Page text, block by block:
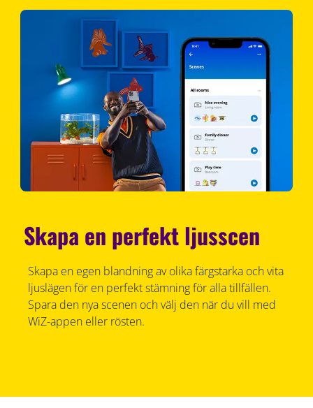
Skapa en perfekt ljusscen
Skapa en egen blandning av olika färgstarka och vita
ljuslägen för en perfekt stämning för alla tillfällen.
Spara den nya scenen och välj den när du vill med
WiZ-appen eller rösten.